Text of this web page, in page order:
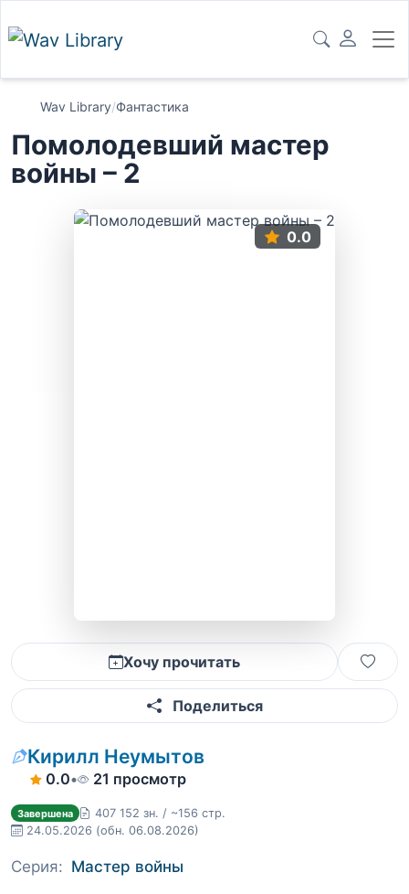
Wav Library/Фантастика
Помолодевший мастер
войны – 2
0.0
Хочу прочитать
Поделиться
Кирилл Неумытов
0.0• 21 просмотр
Завершена
407 152 зн. / ~156 стр.
24.05.2026 (обн. 06.08.2026)
Серия: Мастер войны